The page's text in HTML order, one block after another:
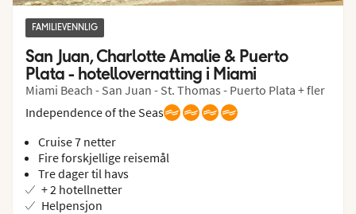
FAMILIEVENNLIG
San Juan, Charlotte Amalie & Puerto
Plata - hotellovernatting i Miami
Miami Beach - San Juan - St. Thomas - Puerto Plata + fler
Independence of the Seas
Cruise 7 netter
Fire forskjellige reisemål
Tre dager til havs
+ 2 hotellnetter
Helpensjon